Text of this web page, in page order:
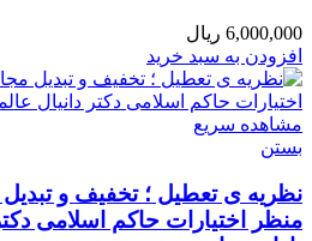
6,000,000 ریال
افزودن به سبد خرید
مشاهده سریع
بستن
نظریه ی تعطیل ؛ تخفیف و
منظر اختیارات حاکم اسلامی دکتر